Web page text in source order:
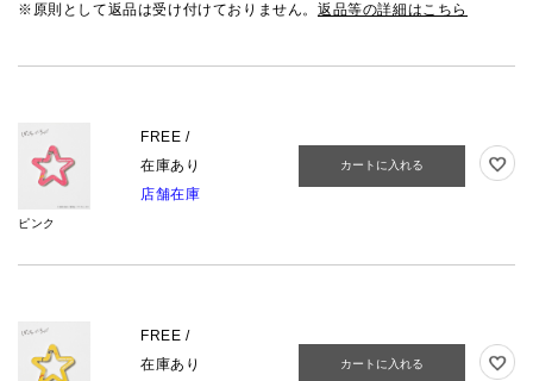
※原則として返品は受け付けておりません。 返品等の詳細はこちら
ピンク
FREE /
在庫あり
店舗在庫
カートに入れる
FREE /
在庫あり
カートに入れる